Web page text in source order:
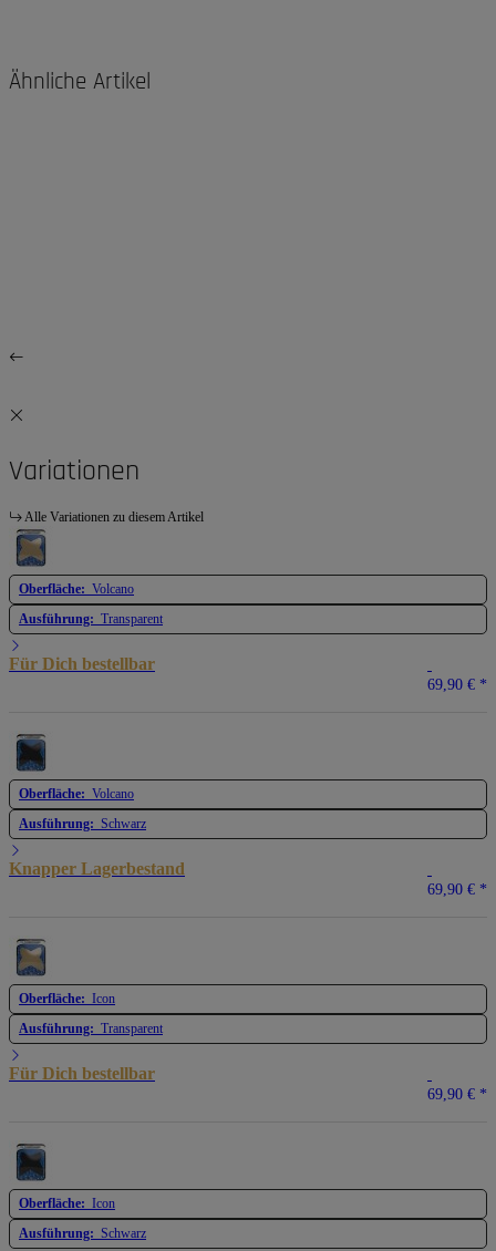
Ähnliche Artikel
Variationen
Alle Variationen zu diesem Artikel
Oberfläche: Volcano
Ausführung: Transparent
Für Dich bestellbar
69,90 € *
Oberfläche: Volcano
Ausführung: Schwarz
Knapper Lagerbestand
69,90 € *
Oberfläche: Icon
Ausführung: Transparent
Für Dich bestellbar
69,90 € *
Oberfläche: Icon
Ausführung: Schwarz